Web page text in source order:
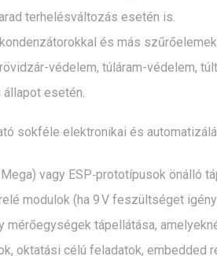
terhelésváltozás esetén is.
és más
védelem, túláram-védelem,
esetén.
sokféle elektronikai és
vagy ESP‑prototípusok önálló
modulok (ha 9 V feszültséget
mérőegységek tápellátása,
oktatási célú feladatok, embedded